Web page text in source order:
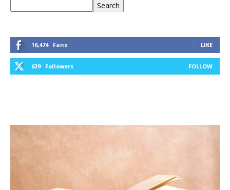
Search
16,474 Fans LIKE
639 Followers FOLLOW